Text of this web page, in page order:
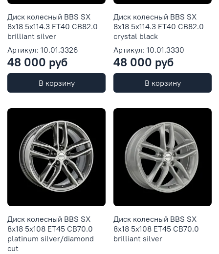
Диск колесный BBS SX
8x18 5x114.3 ET40 CB82.0
brilliant silver
Артикул: 10.01.3326
48 000 руб
В корзину
Диск колесный BBS SX
8x18 5x114.3 ET40 CB82.0
crystal black
Артикул: 10.01.3330
48 000 руб
В корзину
Диск колесный BBS SX
8x18 5x108 ET45 CB70.0
platinum silver/diamond
cut
Диск колесный BBS SX
8x18 5x108 ET45 CB70.0
brilliant silver